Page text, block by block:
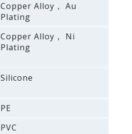
Copper Alloy， Au
Plating
Copper Alloy， Ni
Plating
Silicone
PE
PVC